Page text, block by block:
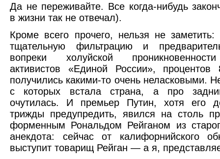
Да не переживайте. Все когда-нибудь
в жизни так не отвечал).
Кроме всего прочего, нельзя не
тщательную фильтрацию и
вопреки холуйской
активистов «Единой России», процентов
получились какими-то очень неласковыми.
с которых встала страна, а про
очутилась. И премьер Путин, хотя его
трижды предупредить, явился на столь
форменным Рональдом Рейганом из
анекдота: сейчас от калифорнийского
выступит товарищ Рейган — а я,